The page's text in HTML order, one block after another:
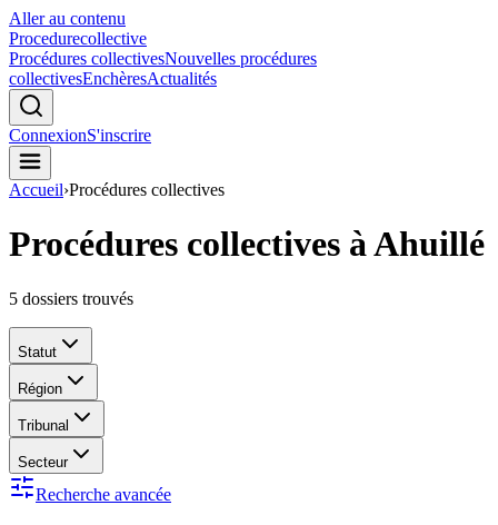
Aller au contenu
Procedurecollective
Procédures collectivesNouvelles procédures
collectivesEnchèresActualités
ConnexionS'inscrire
Accueil›Procédures collectives
Procédures collectives à Ahuillé
5 dossiers trouvés
Statut
Région
Tribunal
Secteur
Recherche avancée